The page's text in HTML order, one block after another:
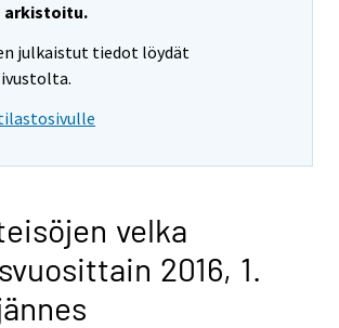
arkistoitu.
julkaistut tiedot löydät
velka
2016, 1.